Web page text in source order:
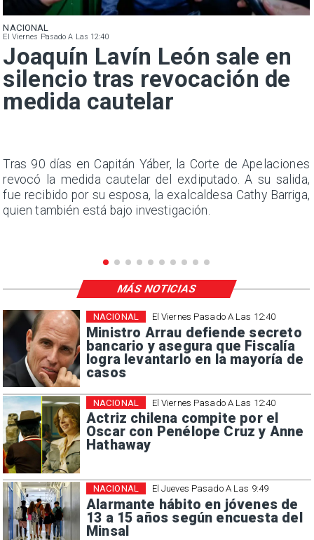
NACIONAL
El Viernes Pasado A Las 12:40
Joaquín Lavín León sale en
silencio tras revocación de
medida cautelar
Tras 90 días en Capitán Yáber, la Corte de Apelaciones
revocó la medida cautelar del exdiputado. A su salida,
fue recibido por su esposa, la exalcaldesa Cathy Barriga,
quien también está bajo investigación.
El Viernes Pasado A Las 12:40
Ministro Arrau defiende secreto
bancario y asegura que Fiscalía
logra levantarlo en la mayoría de
casos
NACIONAL
El Viernes Pasado A Las 12:40
Actriz chilena compite por el
Oscar con Penélope Cruz y Anne
Hathaway
NACIONAL
El Jueves Pasado A Las 9:49
Alarmante hábito en jóvenes de
13 a 15 años según encuesta del
Minsal
NACIONAL
MÁS NOTICIAS